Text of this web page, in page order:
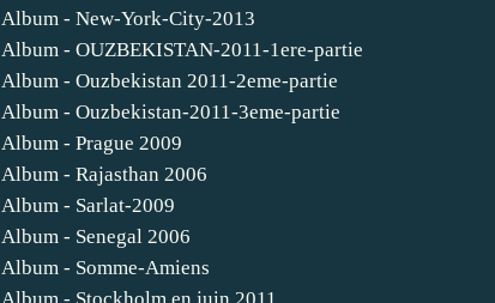
Album - New-York-City-2013
Album - OUZBEKISTAN-2011-1ere-partie
Album - Ouzbekistan 2011-2eme-partie
Album - Ouzbekistan-2011-3eme-partie
Album - Prague 2009
Album - Rajasthan 2006
Album - Sarlat-2009
Album - Senegal 2006
Album - Somme-Amiens